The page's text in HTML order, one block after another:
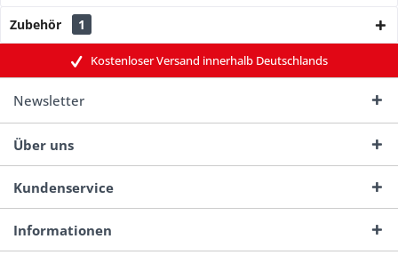
Zubehör 1
Kostenloser Versand innerhalb Deutschlands
Newsletter
Über uns
Kundenservice
Informationen